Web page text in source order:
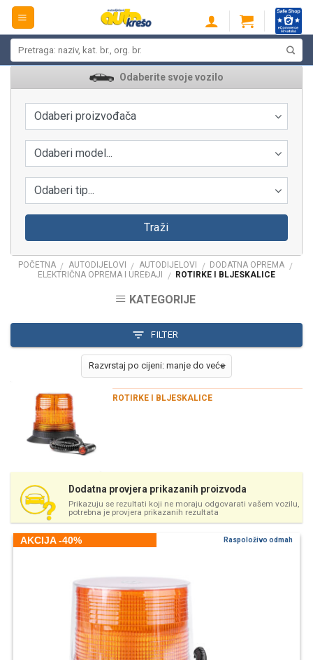
Skip
content
Odaberite svoje vozilo
Odaberi proizvođača
Odaberi model...
Odaberi tip...
Traži
POČETNA / AUTODIJELOVI / AUTODIJELOVI / DODATNA OPREMA /
ELEKTRIČNA OPREMA I UREĐAJI
/ ROTIRKE I BLJESKALICE
KATEGORIJE
FILTER
ROTIRKE I BLJESKALICE
Dodatna provjera prikazanih proizvoda
Prikazuju se rezultati koji ne moraju odgovarati vašem vozilu,
potrebna je provjera prikazanih rezultata
AKCIJA -40% Raspoloživo odmah